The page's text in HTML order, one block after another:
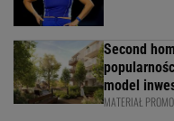
Second
model
MATERIAŁ